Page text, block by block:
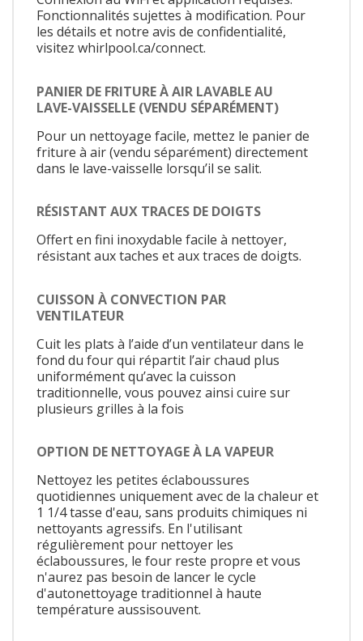
Fonctionnalités sujettes à modification. Pour
les détails et notre avis de confidentialité,
visitez whirlpool.ca/connect.
PANIER DE FRITURE À AIR LAVABLE AU
LAVE-VAISSELLE (VENDU SÉPARÉMENT)
Pour un nettoyage facile, mettez le panier de
friture à air (vendu séparément) directement
dans le lave-vaisselle lorsqu’il se salit.
RÉSISTANT AUX TRACES DE DOIGTS
Offert en fini inoxydable facile à nettoyer,
résistant aux taches et aux traces de doigts.
CUISSON À CONVECTION PAR
VENTILATEUR
Cuit les plats à l’aide d’un ventilateur dans le
fond du four qui répartit l’air chaud plus
uniformément qu’avec la cuisson
traditionnelle, vous pouvez ainsi cuire sur
plusieurs grilles à la fois
OPTION DE NETTOYAGE À LA VAPEUR
Nettoyez les petites éclaboussures
quotidiennes uniquement avec de la chaleur et
1 1/4 tasse d'eau, sans produits chimiques ni
nettoyants agressifs. En l'utilisant
régulièrement pour nettoyer les
éclaboussures, le four reste propre et vous
n'aurez pas besoin de lancer le cycle
d'autonettoyage traditionnel à haute
température aussisouvent.